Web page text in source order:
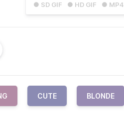
● SD GIF ● HD GIF ● MP4
CUTE BLONDE